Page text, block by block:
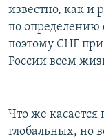
известно, как и
по определению
поэтому СНГ
России всем
Что же касается
глобальных, но